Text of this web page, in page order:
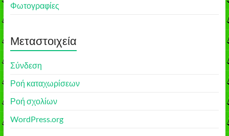
Φωτογραφίες
Μεταστοιχεία
Σύνδεση
Ροή καταχωρίσεων
Ροή σχολίων
WordPress.org